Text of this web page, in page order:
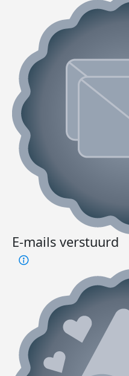
E-mails verstuurd